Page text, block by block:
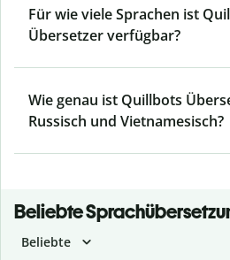
Für wie viele Sprachen ist
Übersetzer verfügbar?
Wie genau ist Quillbots
Russisch und Vietnamesisch?
Beliebte
Beliebte